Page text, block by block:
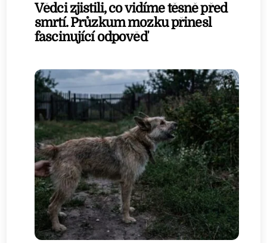
Vědci zjistili, co vidíme těsně před
smrtí. Průzkum mozku přinesl
fascinující odpověď